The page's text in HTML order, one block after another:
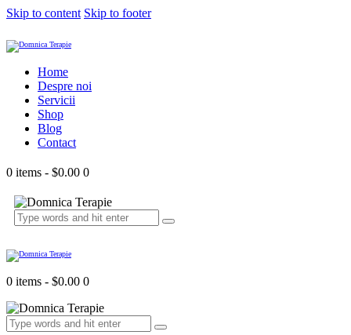
Skip to content Skip to footer
Home
Despre noi
Servicii
Shop
Blog
Contact
0 items - $0.00 0
0 items - $0.00 0